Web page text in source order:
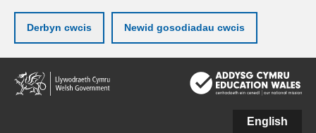
Derbyn cwcis Newid gosodiadau cwcis
Neidio
i'r
prif
English